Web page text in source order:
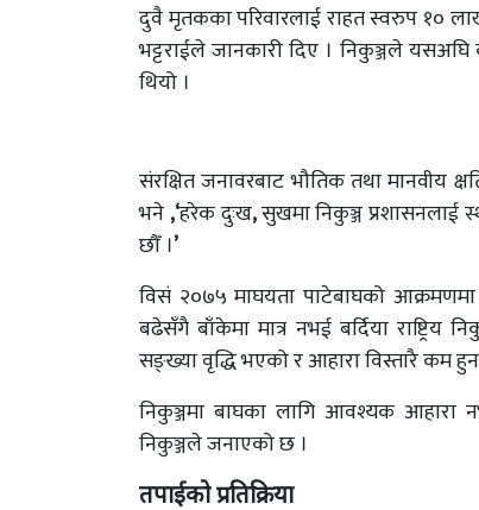
दुवै मृतकका परिवारलाई राहत स्वरुप १०
भट्टराईले जानकारी दिए । निकुञ्जले
थियो ।
संरक्षित जनावरबाट भौतिक तथा मानवीय
भने ,‘हरेक दुःख,सुखमा निकुञ्ज प्रशासनलाई
छौँ ।’
विसं २०७५ माघयता पाटेबाघको
बढेसँगै बाँकेमा मात्र नभई बर्दिया राष्ट्रिय
सङ्ख्या वृद्धि भएको र आहारा विस्तारै कम
निकुञ्जमा बाघका लागि आवश्यक आहारा
निकुञ्जले जनाएको छ ।
तपाईको प्रतिक्रिया